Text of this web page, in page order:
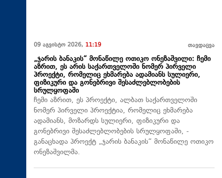
09 აგვისტო 2026, 11:19 თავდაცვა
„ჯარის ბანაკის“ მონაწილე ოთიკო ონეზაშვილი: ჩემი
აზრით, ეს არის საქართველოში ნომერ პირველი
პროექტი, რომელიც ეხმარება ადამიანს სულიერი,
ფიზიკური და გონებრივი შესაძლებლობების
სრულყოფაში
ჩემი აზრით, ეს პროექტი, ალბათ საქართველოში
ნომერ პირველი პროექტია, რომელიც ეხმარება
ადამიანს, მოზარდს სულიერი, ფიზიკური და
გონებრივი შესაძლებლობების სრულყოფაში, -
განაცხადა პროექტ „ჯარის ბანაკის“ მონაწილე ოთიკო
ონეზაშვილმა.